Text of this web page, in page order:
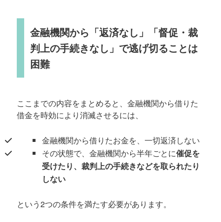
金融機関から「返済なし」「督促・裁
判上の手続きなし」で逃げ切ることは
困難
ここまでの内容をまとめると、金融機関から借りた
借金を時効により消滅させるには、
金融機関から借りたお金を、一切返済しない
その状態で、金融機関から半年ごとに催促を
受けたり、裁判上の手続きなどを取られたり
しない
という2つの条件を満たす必要があります。